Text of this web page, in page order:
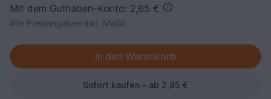
Mit dem Guthaben-Konto: 2,85 €
Alle Preisangaben inkl. MwSt.
Sofort kaufen - ab 2,85 €